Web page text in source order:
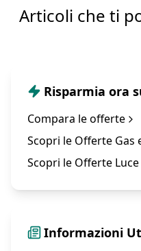
Articoli che ti
Risparmia ora
Compara le offerte
Scopri le Offerte Gas
Scopri le Offerte Luce
Informazioni